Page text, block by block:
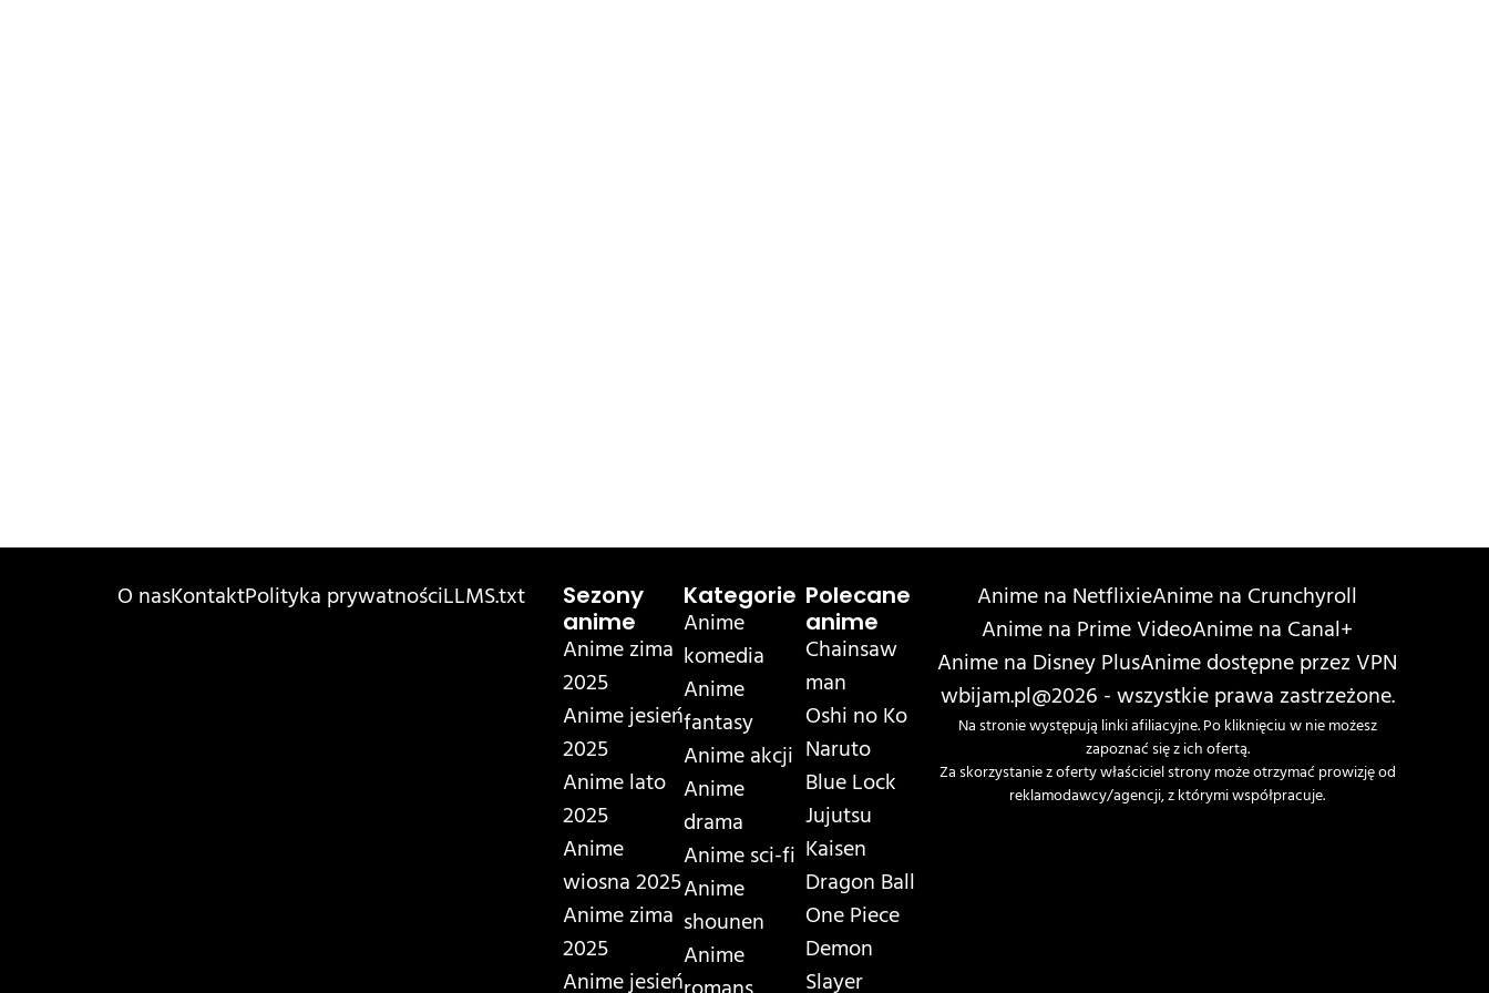
O nasKontaktPolityka prywatnościLLMS.txt
Sezony
anime
Anime zima
2025
Anime jesień
2025
Anime lato
2025
Anime
wiosna 2025
Anime zima
2025
Anime jesień
Kategorie
Anime
komedia
Anime
fantasy
Anime akcji
Anime
drama
Anime sci-fi
Anime
shounen
Anime
Polecane
anime
Chainsaw
man
Oshi no Ko
Naruto
Blue Lock
Jujutsu
Kaisen
Dragon Ball
One Piece
Demon
Slayer
Anime na NetflixieAnime na Crunchyroll
Anime na Prime VideoAnime na Canal+
Anime na Disney PlusAnime dostępne przez VPN
wbijam.pl@2026 - wszystkie prawa zastrzeżone.
Na stronie występują linki afiliacyjne. Po kliknięciu w nie możesz
zapoznać się z ich ofertą.
Za skorzystanie z oferty właściciel strony może otrzymać prowizję od
reklamodawcy/agencji, z którymi współpracuje.